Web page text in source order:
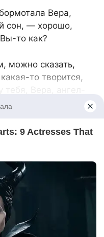
Вера,
сон, — хорошо,
то как?
можно сказать,
то творится,
тебя, Вера, ангел-
не верила…
приходить часто.
перед какой-
просто
своим потомком.
её
Вере
призраки